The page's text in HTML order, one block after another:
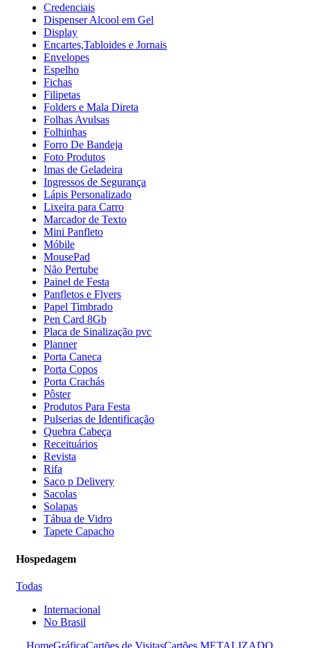
Credenciais
Dispenser Alcool em Gel
Display
Encartes,Tabloides e Jornais
Envelopes
Espelho
Fichas
Filipetas
Folders e Mala Direta
Folhas Avulsas
Folhinhas
Forro De Bandeja
Foto Produtos
Imas de Geladeira
Ingressos de Segurança
Lápis Personalizado
Lixeira para Carro
Marcador de Texto
Mini Panfleto
Móbile
MousePad
Não Pertube
Painel de Festa
Panfletos e Flyers
Papel Timbrado
Pen Card 8Gb
Placa de Sinalização pvc
Planner
Porta Caneca
Porta Copos
Porta Crachás
Pôster
Produtos Para Festa
Pulserias de Identificação
Quebra Cabeça
Receituários
Revista
Rifa
Saco p Delivery
Sacolas
Solapas
Tábua de Vidro
Tapete Capacho
Hospedagem
Todas
Internacional
No Brasil
HomeGráficaCartões de VisitasCartões METALIZADO